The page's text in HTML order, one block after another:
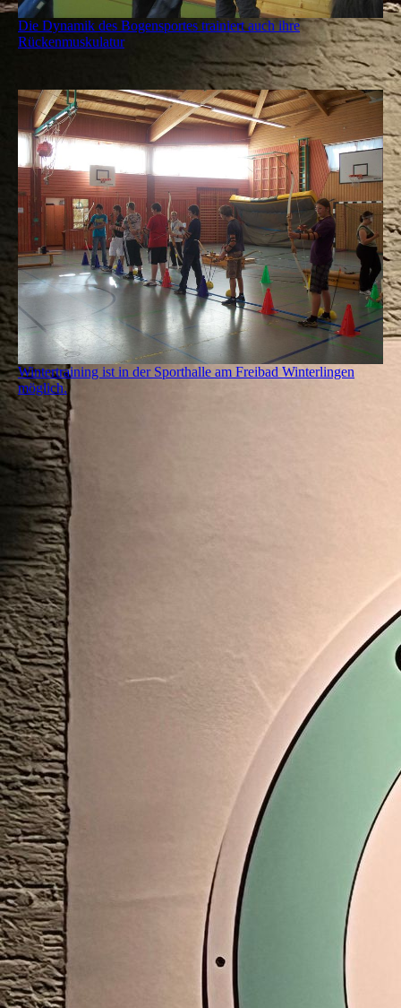
Die Dynamik des Bogensportes trainiert auch ihre
Rückenmuskulatur
Wintertraining ist in der Sporthalle am Freibad Winterlingen
möglich.